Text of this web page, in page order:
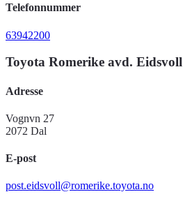
Telefonnummer
63942200
Toyota Romerike avd. Eidsvoll
Adresse
Vognvn 27
2072 Dal
E-post
post.eidsvoll@romerike.toyota.no